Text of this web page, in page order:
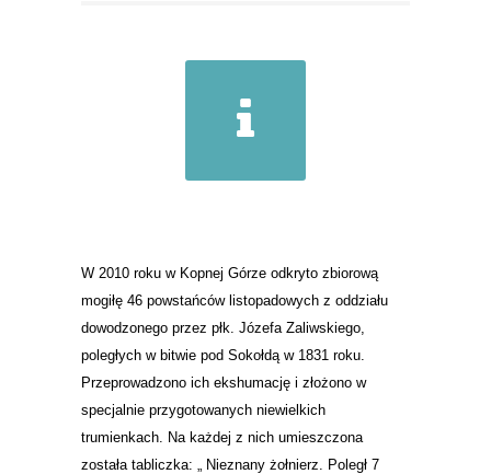
W 2010 roku w Kopnej Górze odkryto zbiorową
mogiłę 46 powstańców listopadowych z oddziału
dowodzonego przez płk. Józefa Zaliwskiego,
poległych w bitwie pod Sokołdą w 1831 roku.
Przeprowadzono ich ekshumację i złożono w
specjalnie przygotowanych niewielkich
trumienkach. Na każdej z nich umieszczona
została tabliczka: „ Nieznany żołnierz. Poległ 7